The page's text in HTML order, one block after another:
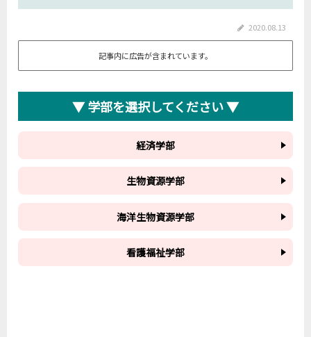
2020.08.13
記事内に広告が含まれています。
▼ 学部を選択してください ▼
経済学部
生物資源学部
海洋生物資源学部
看護福祉学部